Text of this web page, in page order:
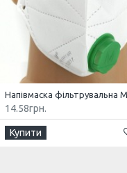
14.58грн.
Купити